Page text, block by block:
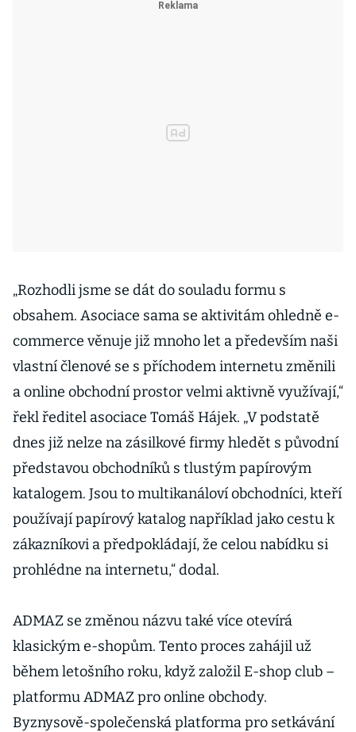
„Rozhodli jsme se dát do souladu formu s
obsahem. Asociace sama se aktivitám ohledně e-
commerce věnuje již mnoho let a především naši
vlastní členové se s příchodem internetu změnili
a online obchodní prostor velmi aktivně využívají,“
řekl ředitel asociace Tomáš Hájek. „V podstatě
dnes již nelze na zásilkové firmy hledět s původní
představou obchodníků s tlustým papírovým
katalogem. Jsou to multikanáloví obchodníci, kteří
používají papírový katalog například jako cestu k
zákazníkovi a předpokládají, že celou nabídku si
prohlédne na internetu,“ dodal.
ADMAZ se změnou názvu také více otevírá
klasickým e-shopům. Tento proces zahájil už
během letošního roku, když založil E-shop club –
platformu ADMAZ pro online obchody.
Byznysově-společenská platforma pro setkávání